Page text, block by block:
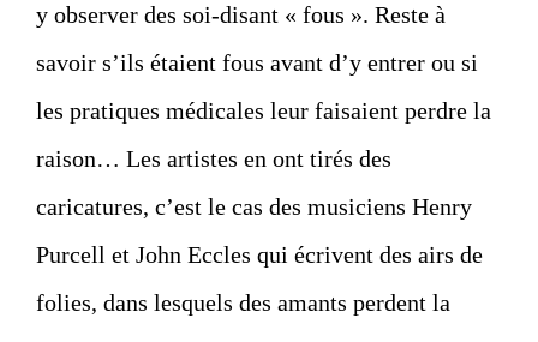
y observer des soi-disant « fous ». Reste à
savoir s’ils étaient fous avant d’y entrer ou si
les pratiques médicales leur faisaient perdre la
raison… Les artistes en ont tirés des
caricatures, c’est le cas des musiciens Henry
Purcell et John Eccles qui écrivent des airs de
folies, dans lesquels des amants perdent la